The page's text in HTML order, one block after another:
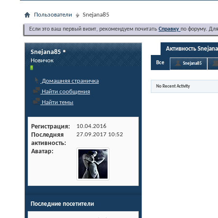
Пользователи Snejana85
Если это ваш первый визит, рекомендуем почитать Справку по форуму.
Snejana85
Новичок
Домашняя страничка
Найти сообщения
Найти темы
Регистрация 10.04.2016
Последняя
активность
27.09.2017 10:52
Аватар
Последние посетители
Активность
Все Snejana85
No Recent Activity